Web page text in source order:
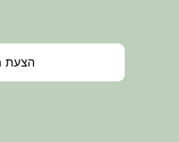
הצעת